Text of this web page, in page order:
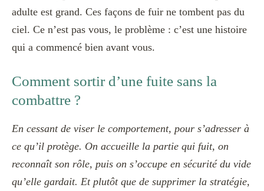
adulte est grand. Ces façons de fuir ne tombent pas du
ciel. Ce n’est pas vous, le problème : c’est une histoire
qui a commencé bien avant vous.
Comment sortir d’une fuite sans la
combattre ?
En cessant de viser le comportement, pour s’adresser à
ce qu’il protège. On accueille la partie qui fuit, on
reconnaît son rôle, puis on s’occupe en sécurité du vide
qu’elle gardait. Et plutôt que de supprimer la stratégie,